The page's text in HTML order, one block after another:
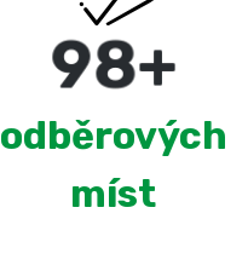
180+
odběrových
míst